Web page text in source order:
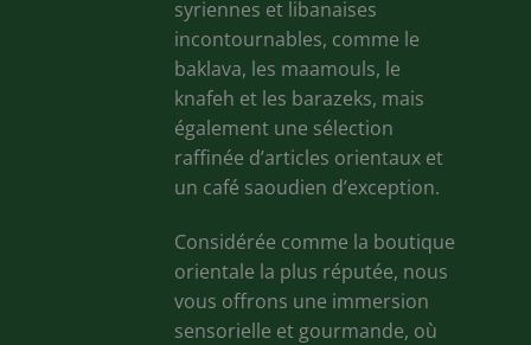
syriennes et libanaises
incontournables, comme le
baklava, les maamouls, le
knafeh et les barazeks, mais
également une sélection
raffinée d’articles orientaux et
un café saoudien d’exception.
Considérée comme la boutique
orientale la plus réputée, nous
vous offrons une immersion
sensorielle et gourmande, où